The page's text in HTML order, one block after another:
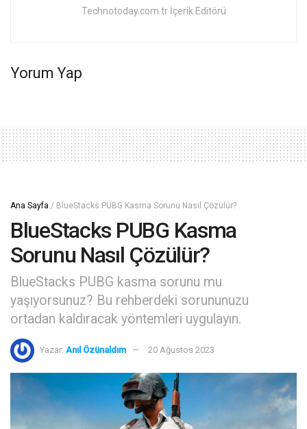
Technotoday.com.tr İçerik Editörü
Yorum Yap
Ana Sayfa / BlueStacks PUBG Kasma Sorunu Nasıl Çözülür?
BlueStacks PUBG Kasma
Sorunu Nasıl Çözülür?
BlueStacks PUBG kasma sorunu mu
yaşıyorsunuz? Bu rehberdeki sorununuzu
ortadan kaldıracak yöntemleri uygulayın.
Yazar: Anıl Özünaldım 20 Ağustos 2023